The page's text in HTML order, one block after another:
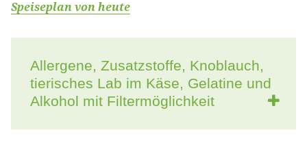
Speiseplan von heute
Allergene, Zusatzstoffe, Knoblauch,
tierisches Lab im Käse, Gelatine und
Alkohol mit Filtermöglichkeit